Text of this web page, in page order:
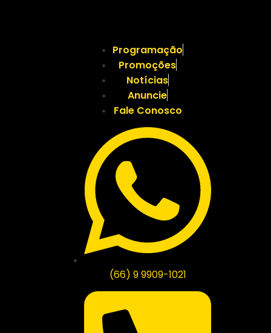
Programação
Promoções
Notícias
Anuncie
Fale Conosco
(66) 9 9909-1021